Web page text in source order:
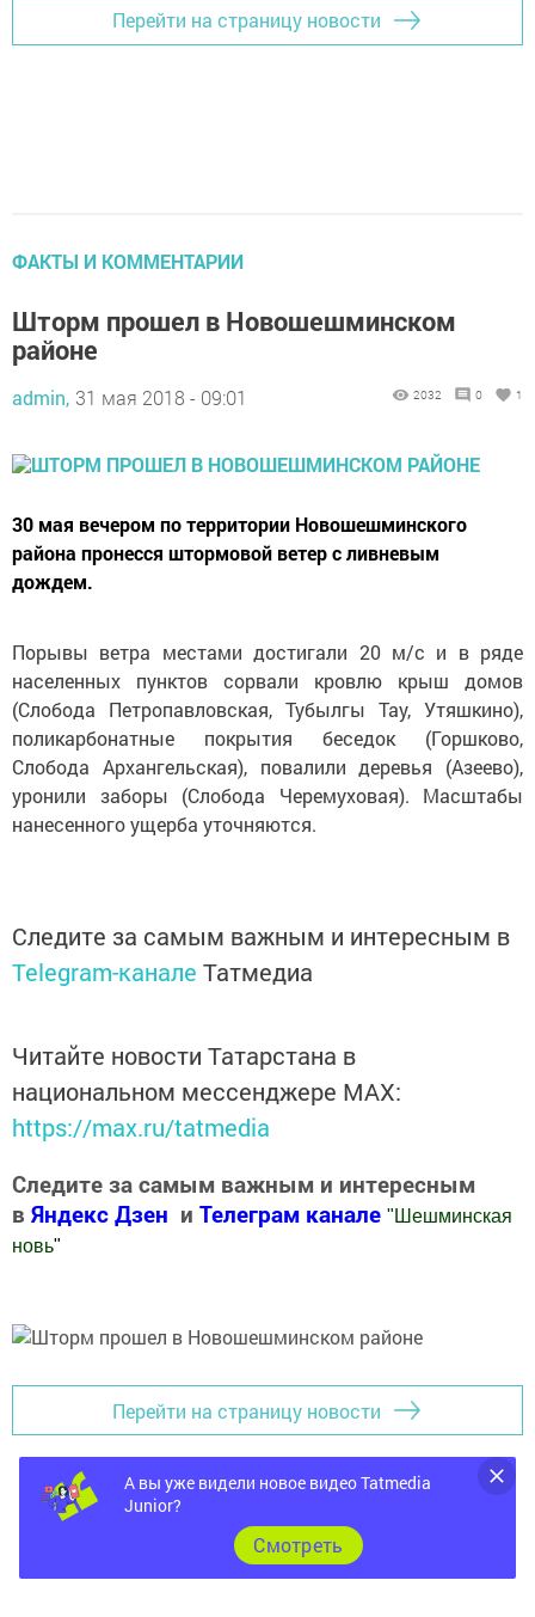
Перейти на страницу новости
ФАКТЫ И КОММЕНТАРИИ
Шторм прошел в Новошешминском
районе
admin, 31 мая 2018 - 09:01 2032 0 1
30 мая вечером по территории Новошешминского
района пронесся штормовой ветер с ливневым
дождем.
Порывы ветра местами достигали 20 м/с и в ряде
населенных пунктов сорвали кровлю крыш домов
(Слобода Петропавловская, Тубылгы Тау, Утяшкино),
поликарбонатные покрытия беседок (Горшково,
Слобода Архангельская), повалили деревья (Азеево),
уронили заборы (Слобода Черемуховая). Масштабы
нанесенного ущерба уточняются.
Следите за самым важным и интересным в
Telegram-канале Татмедиа
Читайте новости Татарстана в
национальном мессенджере MАХ:
https://max.ru/tatmedia
Следите за самым важным и интересным
в Яндекс Дзен и Телеграм канале " Шешминская
новь"
Перейти на страницу новости
А вы уже видели новое видео Tatmedia
Junior?
Cмотреть